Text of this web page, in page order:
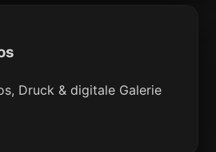
Druck & digitale Galerie